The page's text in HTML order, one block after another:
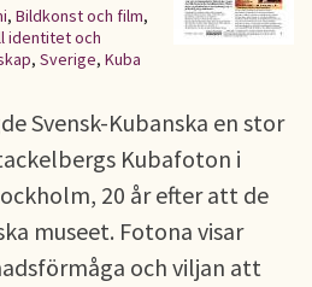
, Bildkonst och film,
identitet och
, Sverige, Kuba
Svensk-Kubanska en stor
Kubafoton i
20 år efter att de
museet. Fotona visar
och viljan att